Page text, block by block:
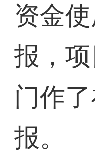
资金
报，
门作
报。